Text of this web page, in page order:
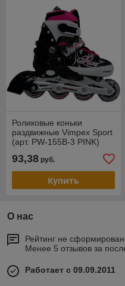
Роликовые коньки
раздвижные Vimpex Sport
(арт. PW-155B-3 PINK)
93,38 руб.
Купить
О нас
Рейтинг не сформирован
Менее 5 отзывов за
Работает с 09.09.2011